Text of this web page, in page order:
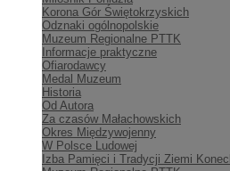
Korona Gór Świętokrzyskich
Odznaki ogólnopolskie
Muzeum Regionalne PTTK
Informacje praktyczne
Ofiarodawcy
Medal Muzeum
Historia
Od Autora
Za czasów Małachowskich
Okres Międzywojenny
W Polsce Ludowej
Izba Pamięci i Tradycji Ziemi